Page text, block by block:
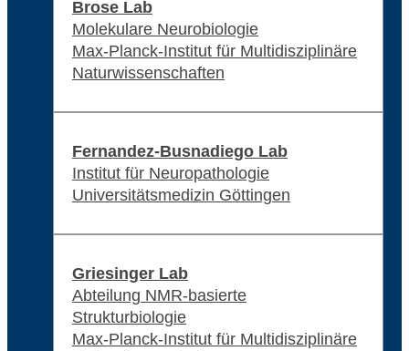
Brose Lab
Molekulare Neurobiologie
Max-Planck-Institut für Multidisziplinäre
Naturwissenschaften
Fernandez-Busnadiego Lab
Institut für Neuropathologie
Universitätsmedizin Göttingen
Griesinger Lab
Abteilung NMR-basierte
Strukturbiologie
Max-Planck-Institut für Multidisziplinäre